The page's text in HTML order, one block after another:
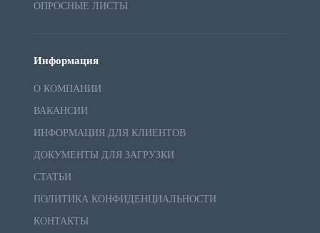
ОПРОСНЫЕ ЛИСТЫ
Информация
О КОМПАНИИ
ВАКАНСИИ
ИНФОРМАЦИЯ ДЛЯ КЛИЕНТОВ
ДОКУМЕНТЫ ДЛЯ ЗАГРУЗКИ
СТАТЬИ
ПОЛИТИКА КОНФИДЕНЦИАЛЬНОСТИ
КОНТАКТЫ